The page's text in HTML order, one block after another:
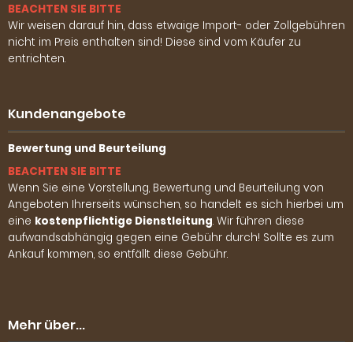
BEACHTEN SIE BITTE
Wir weisen darauf hin, dass etwaige Import- oder Zollgebühren
nicht im Preis enthalten sind! Diese sind vom Käufer zu
entrichten.
Kundenangebote
Bewertung und Beurteilung
BEACHTEN SIE BITTE
Wenn Sie eine Vorstellung, Bewertung und Beurteilung von
Angeboten Ihrerseits wünschen, so handelt es sich hierbei um
eine kostenpflichtige Dienstleitung. Wir führen diese
aufwandsabhängig gegen eine Gebühr durch! Sollte es zum
Ankauf kommen, so entfällt diese Gebühr.
Mehr über...